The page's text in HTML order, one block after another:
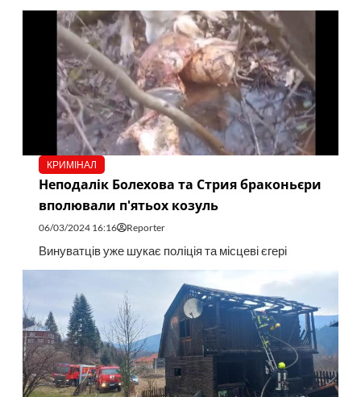
КРИМІНАЛ
Неподалік Болехова та Стрия браконьєри
вполювали п'ятьох козуль
06/03/2024 16:16 Reporter
Винуватців уже шукає поліція та місцеві єгері